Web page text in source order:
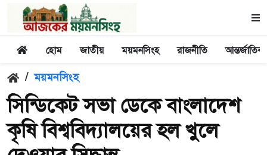
হোম জাতীয় ময়মনসিংহ রাজনীতি আন্তর্জাতিক
/ ময়মনসিংহ
সিন্ডিকেট সভা ডেকে বাংলাদেশ
কৃষি বিশ্ববিদ্যালয়ের হল খুলে